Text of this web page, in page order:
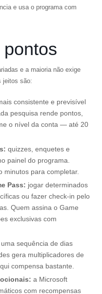
e usa o programa com
e a maioria não exige
jeitos são:
consistente e previsível
pesquisa rende pontos,
o nível da conta — até 20
quizzes, enquetes e
painel do programa.
minutos para completar.
Pass: jogar determinados
ou fazer check-in pelo
Quem assina o Game
exclusivas com
sequência de dias
gera multiplicadores de
compensa bastante.
a Microsoft
com recompensas